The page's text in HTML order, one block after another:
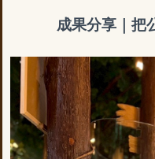
成果分享｜把